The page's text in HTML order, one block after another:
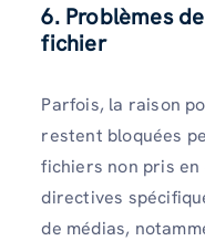
6. Problèmes
fichier
Parfois, la raison
restent bloquées
fichiers non pris en
directives
de médias,